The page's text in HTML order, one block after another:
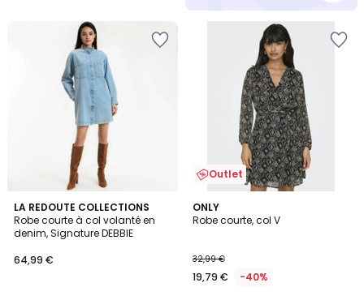
LA REDOUTE COLLECTIONS
Robe courte à col volanté en
denim, Signature DEBBIE
64,99 €
4,7
/ 5
Outlet
ONLY
Robe courte, col V
32,99 €
19,79 € -40%
4,6
/ 5
2
Couleurs